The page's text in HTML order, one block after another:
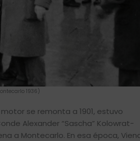
1936)
se remonta a 1901, estuvo
Alexander “Sascha” Kolowrat-
a Montecarlo. En esa época,